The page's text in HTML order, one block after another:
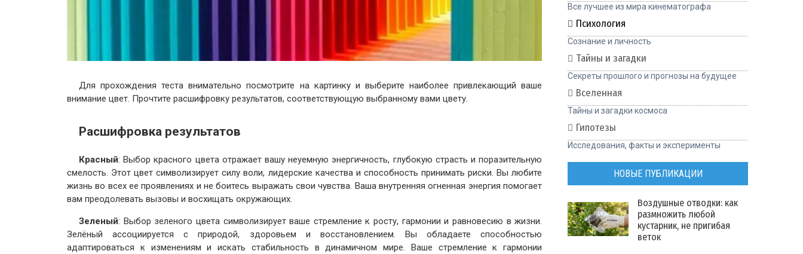
Для прохождения теста внимательно посмотрите на картинку и выберите наиболее привлекающий ваше
внимание цвет. Прочтите расшифровку результатов, соответствующую выбранному вами цвету.
Расшифровка результатов
Красный: Выбор красного цвета отражает вашу неуемную энергичность, глубокую страсть и поразительную
смелость. Этот цвет символизирует силу воли, лидерские качества и способность принимать риски. Вы любите
жизнь во всех ее проявлениях и не боитесь выражать свои чувства. Ваша внутренняя огненная энергия помогает
вам преодолевать вызовы и восхищать окружающих.
Зеленый: Выбор зеленого цвета символизирует ваше стремление к росту, гармонии и равновесию в жизни.
Зелёный ассоциируется с природой, здоровьем и восстановлением. Вы обладаете способностью
адаптироваться к изменениям и искать стабильность в динамичном мире. Ваше стремление к гармонии
Все лучшее из мира кинематографа
Психология
Сознание и личность
Тайны и загадки
Секреты прошлого и прогнозы на будущее
Вселенная
Тайны и загадки космоса
Гипотезы
Исследования, факты и эксперименты
НОВЫЕ ПУБЛИКАЦИИ
Воздушные отводки: как
размножить любой
кустарник, не пригибая
веток